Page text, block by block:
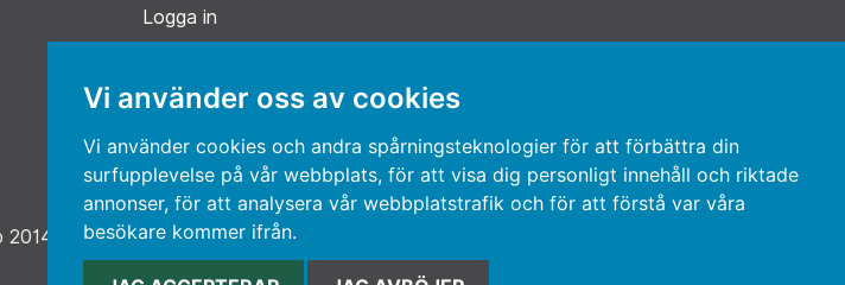
Vi använder oss av cookies
Vi använder cookies och andra spårningsteknologier för att förbättra din
surfupplevelse på vår webbplats, för att visa dig personligt innehåll och riktade
annonser, för att analysera vår webbplatstrafik och för att förstå var våra
besökare kommer ifrån.
Logga in
2025 | Producerad av NET@NET AB